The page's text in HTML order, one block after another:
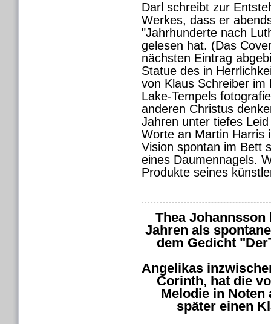
Darl schreibt zur
Werkes, dass er
"Jahrhunderte nach
gelesen hat. (Das
nächsten Eintrag
Statue des in
von Klaus Schreiber
Lake-Tempels
anderen Christus
Jahren unter tiefes
Worte an Martin Harris
Vision spontan im Bett
eines Daumennagels.
Produkte seines
Thea Johannsson
Jahren als
dem Gedicht
Angelikas
Corinth, hat die
Melodie in Noten
später einen